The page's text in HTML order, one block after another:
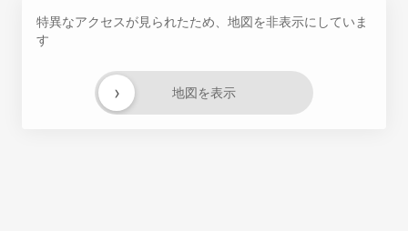
特異なアクセスが見られたため、地図を非表示にしていま
す
地図を表示
›